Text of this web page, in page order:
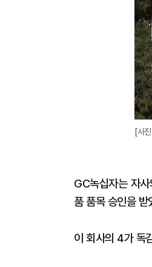
[사
GC녹십자는 자
품 품목 승인을
이 회사의 4가 독